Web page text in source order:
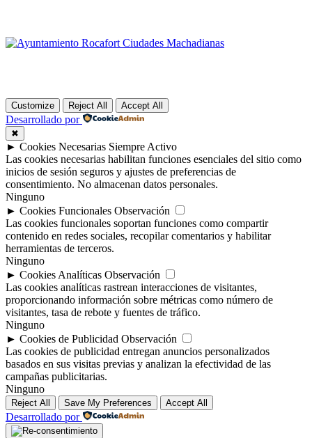
Customize Reject All Accept All
Desarrollado por
✖
► Cookies Necesarias Siempre Activo
Las cookies necesarias habilitan funciones esenciales del sitio como
inicios de sesión seguros y ajustes de preferencias de
consentimiento. No almacenan datos personales.
Ninguno
► Cookies Funcionales Observación
Las cookies funcionales soportan funciones como compartir
contenido en redes sociales, recopilar comentarios y habilitar
herramientas de terceros.
Ninguno
► Cookies Analíticas Observación
Las cookies analíticas rastrean interacciones de visitantes,
proporcionando información sobre métricas como número de
visitantes, tasa de rebote y fuentes de tráfico.
Ninguno
► Cookies de Publicidad Observación
Las cookies de publicidad entregan anuncios personalizados
basados en sus visitas previas y analizan la efectividad de las
campañas publicitarias.
Ninguno
Reject All Save My Preferences Accept All
Desarrollado por